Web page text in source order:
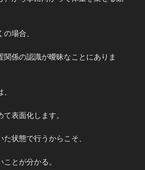
の場合、
関係の認識が曖昧なことにありま
表面化します。
状態で行うからこそ、
ことが分かる。